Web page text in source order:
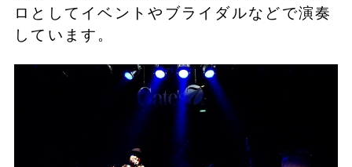
ロとしてイベントやブライダルなどで演奏
しています。